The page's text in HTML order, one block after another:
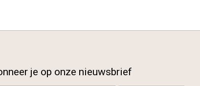
je op onze nieuwsbrief